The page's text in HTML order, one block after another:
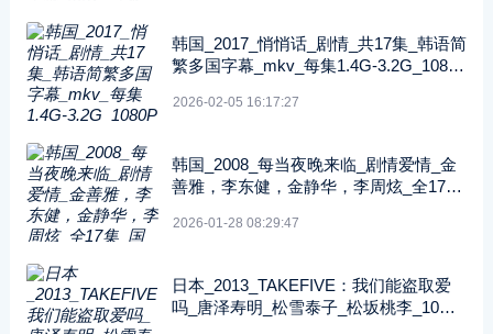
韩国_2017_悄悄话_剧情_共17集_韩语简
繁多国字幕_mkv_每集1.4G-3.2G_1080
2026-02-05 16:17:27
韩国_2008_每当夜晚来临_剧情爱情_金
善雅，李东健，金静华，李周炫_全17集
2026-01-28 08:29:47
日本_2013_TAKEFIVE：我们能盗取爱
吗_唐泽寿明_松雪泰子_松坂桃李_10集